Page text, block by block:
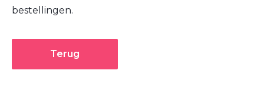
bestellingen.
Terug